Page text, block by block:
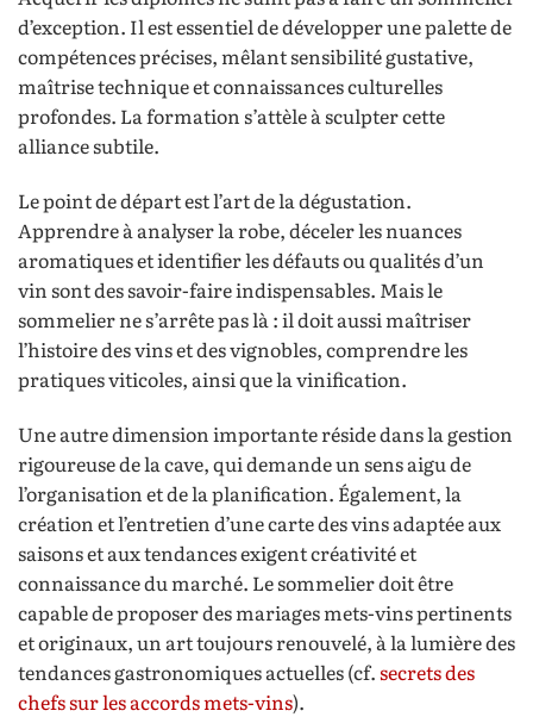
d’exception. Il est essentiel de développer une palette de
compétences précises, mêlant sensibilité gustative,
maîtrise technique et connaissances culturelles
profondes. La formation s’attèle à sculpter cette
alliance subtile.
Le point de départ est l’art de la dégustation.
Apprendre à analyser la robe, déceler les nuances
aromatiques et identifier les défauts ou qualités d’un
vin sont des savoir-faire indispensables. Mais le
sommelier ne s’arrête pas là : il doit aussi maîtriser
l’histoire des vins et des vignobles, comprendre les
pratiques viticoles, ainsi que la vinification.
Une autre dimension importante réside dans la gestion
rigoureuse de la cave, qui demande un sens aigu de
l’organisation et de la planification. Également, la
création et l’entretien d’une carte des vins adaptée aux
saisons et aux tendances exigent créativité et
connaissance du marché. Le sommelier doit être
capable de proposer des mariages mets-vins pertinents
et originaux, un art toujours renouvelé, à la lumière des
tendances gastronomiques actuelles (cf.secrets des
chefs sur les accords mets-vins).